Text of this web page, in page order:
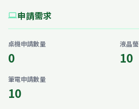
computer申請需求
桌機申請數量
0
液晶
10
筆電申請數量
10